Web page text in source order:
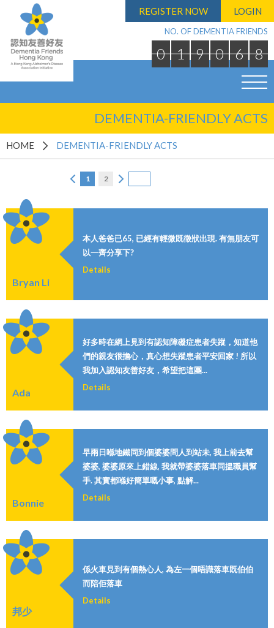
REGISTER NOW LOGIN
NO. OF DEMENTIA FRIENDS
0 1 9 0 6 8
DEMENTIA-FRIENDLY ACTS
HOME DEMENTIA-FRIENDLY ACTS
1 2
Bryan Li
本人爸爸已65, 已經有輕微既徵狀出現. 有無朋友可
以一齊分享下?
Details
Ada
好多時在網上見到有認知障礙症患者失蹤，知道他
們的親友很擔心，真心想失蹤患者平安回家 ! 所以
我加入認知友善好友，希望把這團...
Details
Bonnie
早兩日喺地鐵同到個婆婆問人到站未, 我上前去幫
婆婆, 婆婆原來上錯線, 我就帶婆婆落車同搵職員幫
手. 其實都喺好簡單嘅小事, 點解...
Details
邦少
係火車見到有個熱心人, 為左一個唔識落車既伯伯
而陪佢落車
Details